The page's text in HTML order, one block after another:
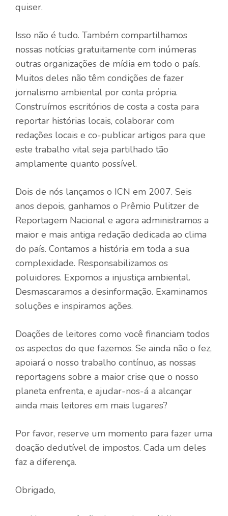
quiser.
Isso não é tudo. Também compartilhamos
nossas notícias gratuitamente com inúmeras
outras organizações de mídia em todo o país.
Muitos deles não têm condições de fazer
jornalismo ambiental por conta própria.
Construímos escritórios de costa a costa para
reportar histórias locais, colaborar com
redações locais e co-publicar artigos para que
este trabalho vital seja partilhado tão
amplamente quanto possível.
Dois de nós lançamos o ICN em 2007. Seis
anos depois, ganhamos o Prêmio Pulitzer de
Reportagem Nacional e agora administramos a
maior e mais antiga redação dedicada ao clima
do país. Contamos a história em toda a sua
complexidade. Responsabilizamos os
poluidores. Expomos a injustiça ambiental.
Desmascaramos a desinformação. Examinamos
soluções e inspiramos ações.
Doações de leitores como você financiam todos
os aspectos do que fazemos. Se ainda não o fez,
apoiará o nosso trabalho contínuo, as nossas
reportagens sobre a maior crise que o nosso
planeta enfrenta, e ajudar-nos-á a alcançar
ainda mais leitores em mais lugares?
Por favor, reserve um momento para fazer uma
doação dedutível de impostos. Cada um deles
faz a diferença.
Obrigado,